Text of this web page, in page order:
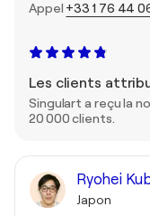
Appel +33 1 76 44
Les clients
Singulart a reçu la
20 000 clients.
Ryohei
Japon